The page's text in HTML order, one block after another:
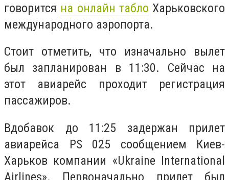
говорится на онлайн табло Харьковского
международного аэропорта.
Стоит отметить, что изначально вылет
был запланирован в 11:30. Сейчас на
этот авиарейс проходит регистрация
пассажиров.
Вдобавок до 11:25 задержан прилет
авиарейса PS 025 сообщением Киев-
Харьков компании «Ukraine International
Airlines». Первоначально прилет был